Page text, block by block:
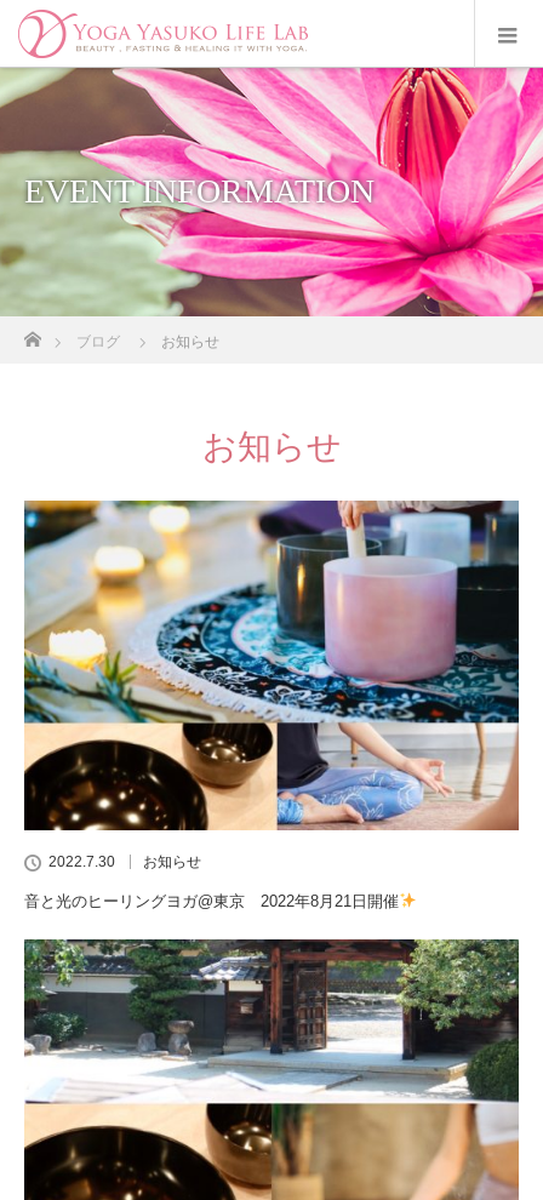
EVENT INFORMATION
ブログ お知らせ
お知らせ
2022.7.30 お知らせ
音と光のヒーリングヨガ@東京 2022年8月21日開催